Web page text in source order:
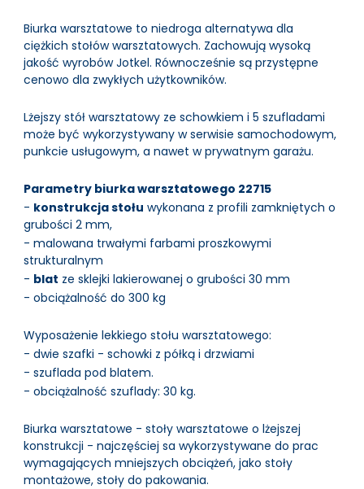
Biurka warsztatowe to niedroga alternatywa dla
ciężkich stołów warsztatowych. Zachowują wysoką
jakość wyrobów Jotkel. Równocześnie są przystępne
cenowo dla zwykłych użytkowników.
Lżejszy stół warsztatowy ze schowkiem i 5 szufladami
może być wykorzystywany w serwisie samochodowym,
punkcie usługowym, a nawet w prywatnym garażu.
Parametry biurka warsztatowego 22715
- konstrukcja stołu wykonana z profili zamkniętych o
grubości 2 mm,
- malowana trwałymi farbami proszkowymi
strukturalnym
- blat ze sklejki lakierowanej o grubości 30 mm
- obciążalność do 300 kg
Wyposażenie lekkiego stołu warsztatowego:
- dwie szafki - schowki z półką i drzwiami
- szuflada pod blatem.
- obciążalność szuflady: 30 kg.
Biurka warsztatowe - stoły warsztatowe o lżejszej
konstrukcji - najczęściej sa wykorzystywane do prac
wymagających mniejszych obciążeń, jako stoły
montażowe, stoły do pakowania.